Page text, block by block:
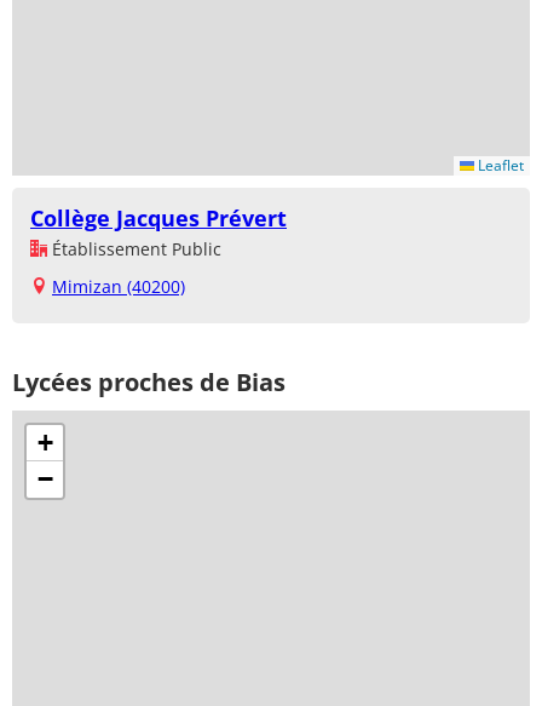
Leaflet
Collège Jacques Prévert
Établissement Public
Mimizan (40200)
Lycées proches de Bias
+
−